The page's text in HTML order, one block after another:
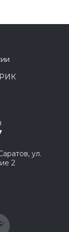
РИК
ул.
2